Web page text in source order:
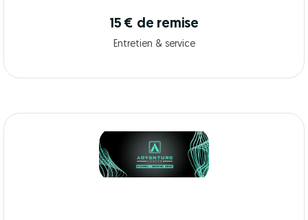
15 € de remise
Entretien & service